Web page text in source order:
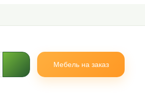
Мебель на заказ